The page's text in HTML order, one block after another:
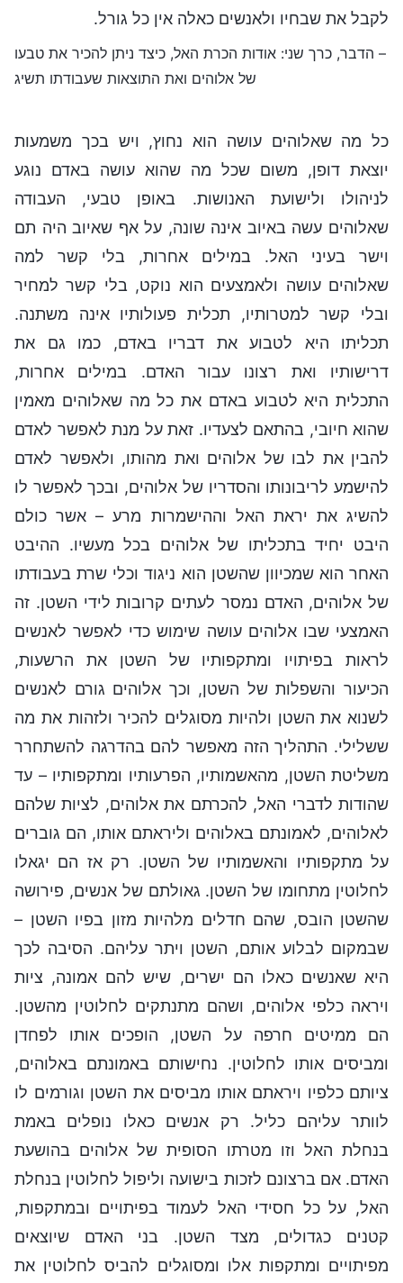
לקבל את שבחיו ולאנשים כאלה אין כל גורל.
– הדבר, כרך שני: אודות הכרת האל, כיצד ניתן להכיר את טבעו
של אלוהים ואת התוצאות שעבודתו תשיג
כל מה שאלוהים עושה הוא נחוץ, ויש בכך משמעות
יוצאת דופן, משום שכל מה שהוא עושה באדם נוגע
לניהולו ולישועת האנושות. באופן טבעי, העבודה
שאלוהים עשה באיוב אינה שונה, על אף שאיוב היה תם
וישר בעיני האל. במילים אחרות, בלי קשר למה
שאלוהים עושה ולאמצעים הוא נוקט, בלי קשר למחיר
ובלי קשר למטרותיו, תכלית פעולותיו אינה משתנה.
תכליתו היא לטבוע את דבריו באדם, כמו גם את
דרישותיו ואת רצונו עבור האדם. במילים אחרות,
התכלית היא לטבוע באדם את כל מה שאלוהים מאמין
שהוא חיובי, בהתאם לצעדיו. זאת על מנת לאפשר לאדם
להבין את לבו של אלוהים ואת מהותו, ולאפשר לאדם
להישמע לריבונותו והסדריו של אלוהים, ובכך לאפשר לו
להשיג את יראת האל וההישמרות מרע – אשר כולם
היבט יחיד בתכליתו של אלוהים בכל מעשיו. ההיבט
האחר הוא שמכיוון שהשטן הוא ניגוד וכלי שרת בעבודתו
של אלוהים, האדם נמסר לעתים קרובות לידי השטן. זה
האמצעי שבו אלוהים עושה שימוש כדי לאפשר לאנשים
לראות בפיתויו ומתקפותיו של השטן את הרשעות,
הכיעור והשפלות של השטן, וכך אלוהים גורם לאנשים
לשנוא את השטן ולהיות מסוגלים להכיר ולזהות את מה
ששלילי. התהליך הזה מאפשר להם בהדרגה להשתחרר
משליטת השטן, מהאשמותיו, הפרעותיו ומתקפותיו – עד
שהודות לדברי האל, להכרתם את אלוהים, לציות שלהם
לאלוהים, לאמונתם באלוהים וליראתם אותו, הם גוברים
על מתקפותיו והאשמותיו של השטן. רק אז הם יגאלו
לחלוטין מתחומו של השטן. גאולתם של אנשים, פירושה
שהשטן הובס, שהם חדלים מלהיות מזון בפיו השטן –
שבמקום לבלוע אותם, השטן ויתר עליהם. הסיבה לכך
היא שאנשים כאלו הם ישרים, שיש להם אמונה, ציות
ויראה כלפי אלוהים, ושהם מתנתקים לחלוטין מהשטן.
הם ממיטים חרפה על השטן, הופכים אותו לפחדן
ומביסים אותו לחלוטין. נחישותם באמונתם באלוהים,
ציותם כלפיו ויראתם אותו מביסים את השטן וגורמים לו
לוותר עליהם כליל. רק אנשים כאלו נופלים באמת
בנחלת האל וזו מטרתו הסופית של אלוהים בהושעת
האדם. אם ברצונם לזכות בישועה וליפול לחלוטין בנחלת
האל, על כל חסידי האל לעמוד בפיתויים ובמתקפות,
קטנים כגדולים, מצד השטן. בני האדם שיוצאים
מפיתויים ומתקפות אלו ומסוגלים להביס לחלוטין את